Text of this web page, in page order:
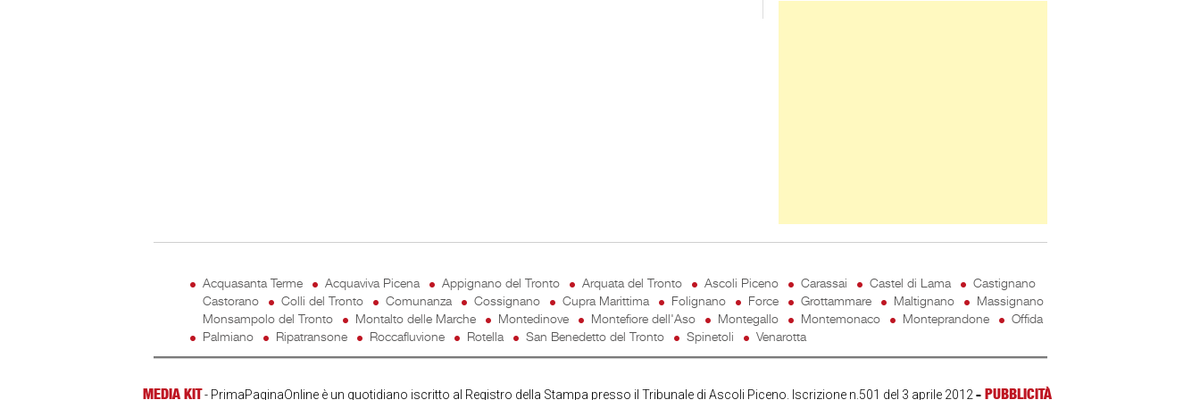
Acquasanta Terme Acquaviva Picena Appignano del Tronto Arquata del Tronto Ascoli Piceno Carassai Castel di Lama
Castignano
Castorano
Colli del Tronto Comunanza Cossignano Cupra Marittima Folignano Force Grottammare Maltignano
Massignano
Monsampolo del Tronto
Montalto delle Marche Montedinove Montefiore dell'Aso Montegallo Montemonaco Monteprandone
Offida
Palmiano
Ripatransone Roccafluvione Rotella San Benedetto del Tronto Spinetoli Venarotta
MEDIA KIT- PrimaPaginaOnline è un quotidiano iscritto al Registro della Stampa presso il Tribunale di Ascoli Piceno. Iscrizione n.501 del 3 aprile 2012- PUBBLICITÀ